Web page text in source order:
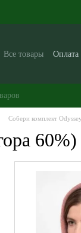
Все товары Оплата
Собери комплект
60%)